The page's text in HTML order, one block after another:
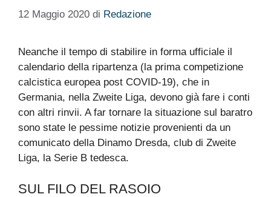
12 Maggio 2020 di Redazione
Neanche il tempo di stabilire in forma ufficiale il
calendario della ripartenza (la prima competizione
calcistica europea post COVID-19), che in
Germania, nella Zweite Liga, devono già fare i conti
con altri rinvii. A far tornare la situazione sul baratro
sono state le pessime notizie provenienti da un
comunicato della Dinamo Dresda, club di Zweite
Liga, la Serie B tedesca.
SUL FILO DEL RASOIO